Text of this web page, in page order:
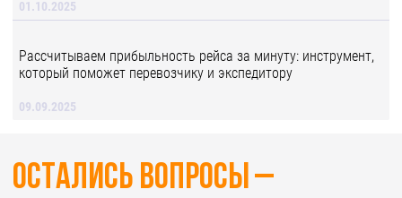
01.10.2025
Рассчитываем прибыльность рейса за минуту: инструмент,
который поможет перевозчику и экспедитору
09.09.2025
Остались вопросы –